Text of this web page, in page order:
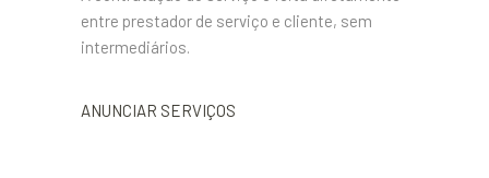
entre prestador de serviço e cliente, sem
intermediários.
ANUNCIAR SERVIÇOS